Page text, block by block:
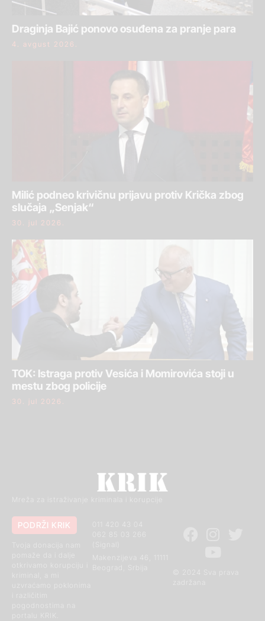
Draginja Bajić ponovo osuđena za pranje para
4. avgust 2026.
Milić podneo krivičnu prijavu protiv Krička zbog
slučaja „Senjak“
30. jul 2026.
TOK: Istraga protiv Vesića i Momirovića stoji u
mestu zbog policije
30. jul 2026.
Mreža za istraživanje kriminala i korupcije
© 2024 Sva prava
011 420 43 04
Makenzijeva 46, 11111
PODRŽI KRIK
otkrivamo korupciju i
kriminal, a mi
uzvraćamo poklonima
i različitim
pogodnostima na
portalu KRIK.